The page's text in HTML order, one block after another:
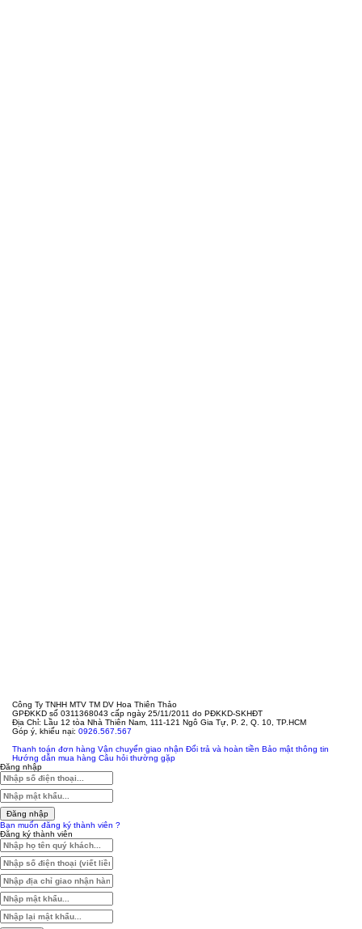
Công Ty TNHH MTV TM DV Hoa Thiên Thảo
GPĐKKD số 0311368043 cấp ngày 25/11/2011 do PĐKKD-SKHĐT
Địa Chỉ: Lầu 12 tòa Nhà Thiên Nam, 111-121 Ngô Gia Tự, P. 2, Q. 10, TP.HCM
Góp ý, khiếu nại: 0926.567.567
Thanh toán đơn hàng Vận chuyển giao nhận Đổi trả và hoàn tiền Bảo mật thông tin
Hướng dẫn mua hàng Câu hỏi thường gặp
Đăng nhập
Đăng nhập
Bạn muốn đăng ký thành viên ?
Đăng ký thành viên